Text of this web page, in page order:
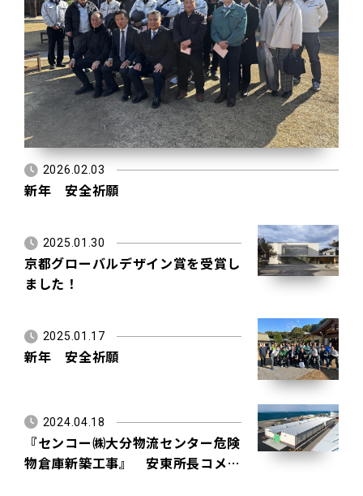
2026.02.03
新年 安全祈願
2025.01.30
京都グローバルデザイン賞を受賞し
ました！
2025.01.17
新年 安全祈願
2024.04.18
『センコー㈱大分物流センター危険
物倉庫新築工事』 安東所長コメン